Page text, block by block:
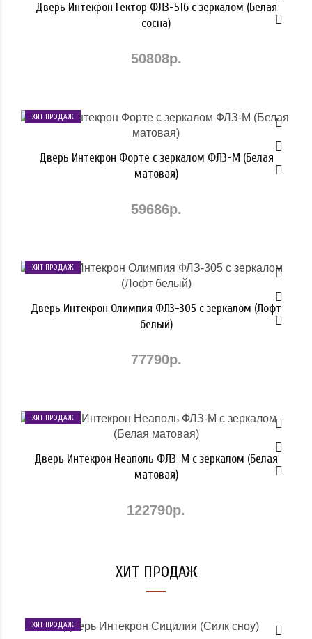
Дверь Интекрон Гектор ФЛЗ-516 с зеркалом (Белая
сосна)
50808р.
ХИТ ПРОДАЖ
Дверь Интекрон Форте с зеркалом ФЛЗ-М (Белая
матовая)
59686р.
ХИТ ПРОДАЖ
Дверь Интекрон Олимпия ФЛЗ-305 с зеркалом (Лофт
белый)
77790р.
ХИТ ПРОДАЖ
Дверь Интекрон Неаполь ФЛЗ-М с зеркалом (Белая
матовая)
122790р.
ХИТ ПРОДАЖ
ХИТ ПРОДАЖ